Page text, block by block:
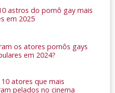
astros do pornô gay mais
em 2025
os atores pornôs gays
em 2024?
atores que mais
pelados no cinema